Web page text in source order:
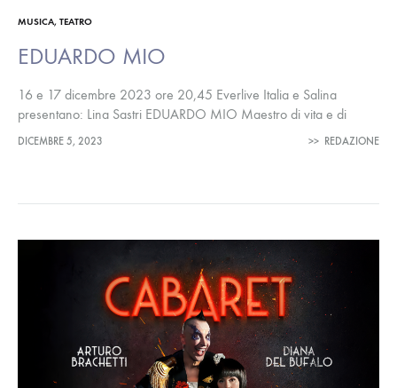
MUSICA, TEATRO
EDUARDO MIO
16 e 17 dicembre 2023 ore 20,45 Everlive Italia e Salina
presentano: Lina Sastri EDUARDO MIO Maestro di vita e di
palcoscenico Spettacolo in parole poesia e musica Ideazione,
DICEMBRE 5, 2023 >> REDAZIONE